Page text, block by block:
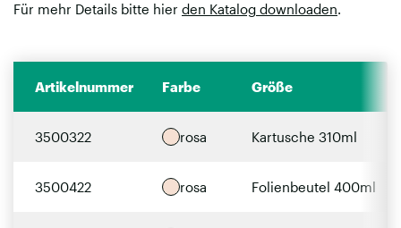
Für mehr Details bitte hier den Katalog downloaden.
Artikelnummer Farbe Größe
3500322 rosa Kartusche 310ml
3500422 rosa Folienbeutel 400ml